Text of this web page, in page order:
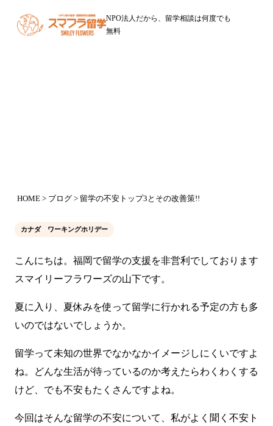
NPO法人だから、留学相談は何度でも
無料
HOME > ブログ > 留学の不安トップ3とその改善策!!
カナダ ワーキングホリデー
こんにちは。福岡で留学の支援を非営利でしております
スマイリーフラワーズの山下です。
夏に入り、夏休みを使って留学に行かれる予定の方も多
いのではないでしょうか。
留学って未知の世界でなかなかイメージしにくいですよ
ね。どんな生活が待っているのか考えたらわくわくする
けど、でも不安もたくさんですよね。
今回はそんな留学の不安について、私がよく聞く不安ト